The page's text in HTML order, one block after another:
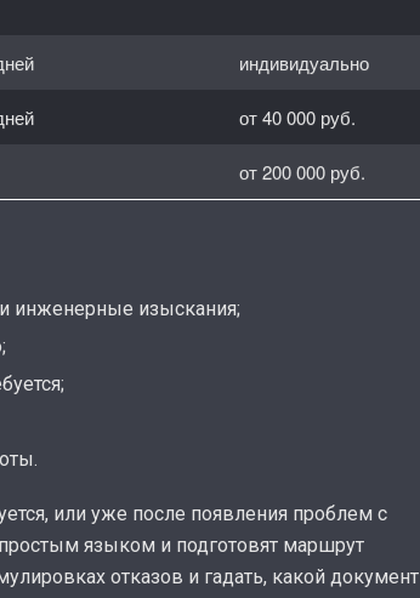
индивидуально
от 40 000 руб.
от 200 000 руб.
инженерные изыскания;
или уже после появления проблем с
языком и подготовят маршрут
отказов и гадать, какой документ